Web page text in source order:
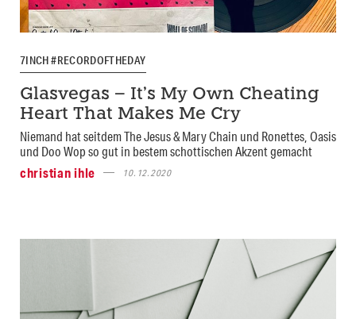
7INCH #RECORDOFTHEDAY
Glasvegas – It’s My Own Cheating
Heart That Makes Me Cry
Niemand hat seitdem The Jesus & Mary Chain und Ronettes, Oasis
und Doo Wop so gut in bestem schottischen Akzent gemacht
christian ihle
10.12.2020